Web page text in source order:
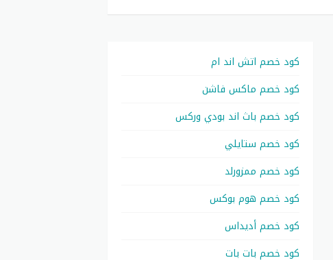
آلاف العملاء في السعودية، الإمارات،
كود خصم اتش اند ام
كود خصم ماكس فاشن
كود خصم باث اند بودي وركس
كود خصم ستايلي
كود خصم ممزورلد
كود خصم هوم بوكس
كود خصم أديداس
كود خصم بات بات